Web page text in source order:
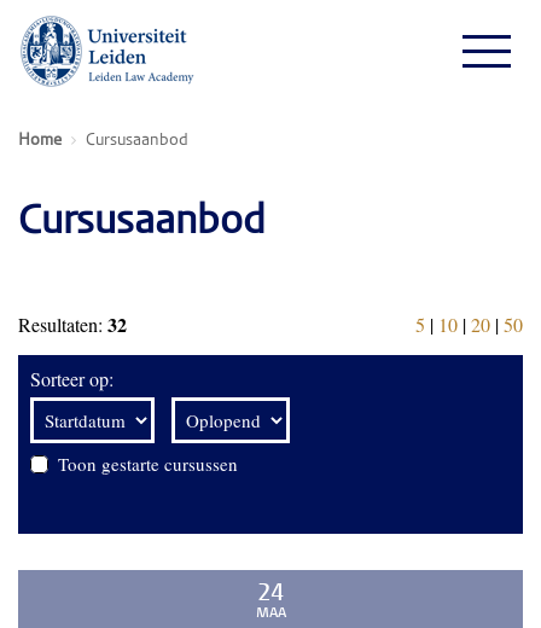
Home Cursusaanbod
Cursusaanbod
Resultaten: 32 5 | 10 |20 |50
Sorteer op:
Toon gestarte cursussen
24
MAA